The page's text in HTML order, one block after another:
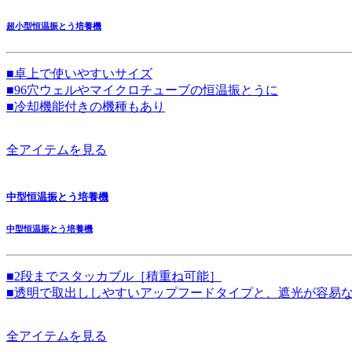
超小型恒温振とう培養機
■卓上で使いやすいサイズ
■96穴ウェルやマイクロチューブの恒温振とうに
■冷却機能付きの機種もあり
全アイテムを見る
中型恒温振とう培養機
中型恒温振とう培養機
■2段までスタッカブル［積重ね可能］
■透明で取出ししやすいアップフードタイプと、遮光が容易
全アイテムを見る